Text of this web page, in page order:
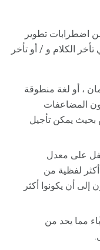
اضطرابات تطوير
الكلام و / أو تأخر
، أو لغة منطوقة
المضاعفات
بحيث يمكن تأجيل
على معدل
أكثر لفظية من
إلى أن يكونوا أكثر
مما يحد من